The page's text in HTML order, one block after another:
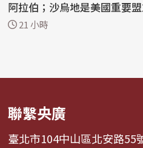
阿拉伯；沙烏地是美國重要
門...21 小時
聯繫央廣
臺北市104中山區北安路55